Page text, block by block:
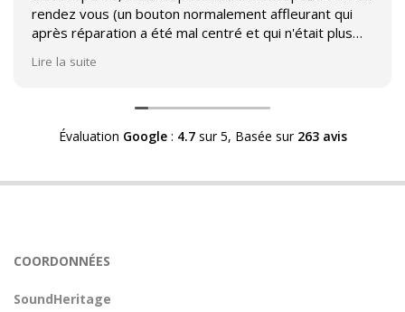
rendez vous (un bouton normalement affleurant qui
après réparation a été mal centré et qui n'était plus
Héritage afin d'échanger sur mon expérience et on
m'a fourni des explications sur le pourquoi cet aspect
visuel.
enceinte n'est plus fabriqué (et donc vendu) et que
Avoir ce genre d'explication est utile et valorisant pour
rendez le matériel.
Lire la suite
Évaluation Google: 4.7sur 5, Basée sur 263 avis
COORDONNÉES
SoundHeritage